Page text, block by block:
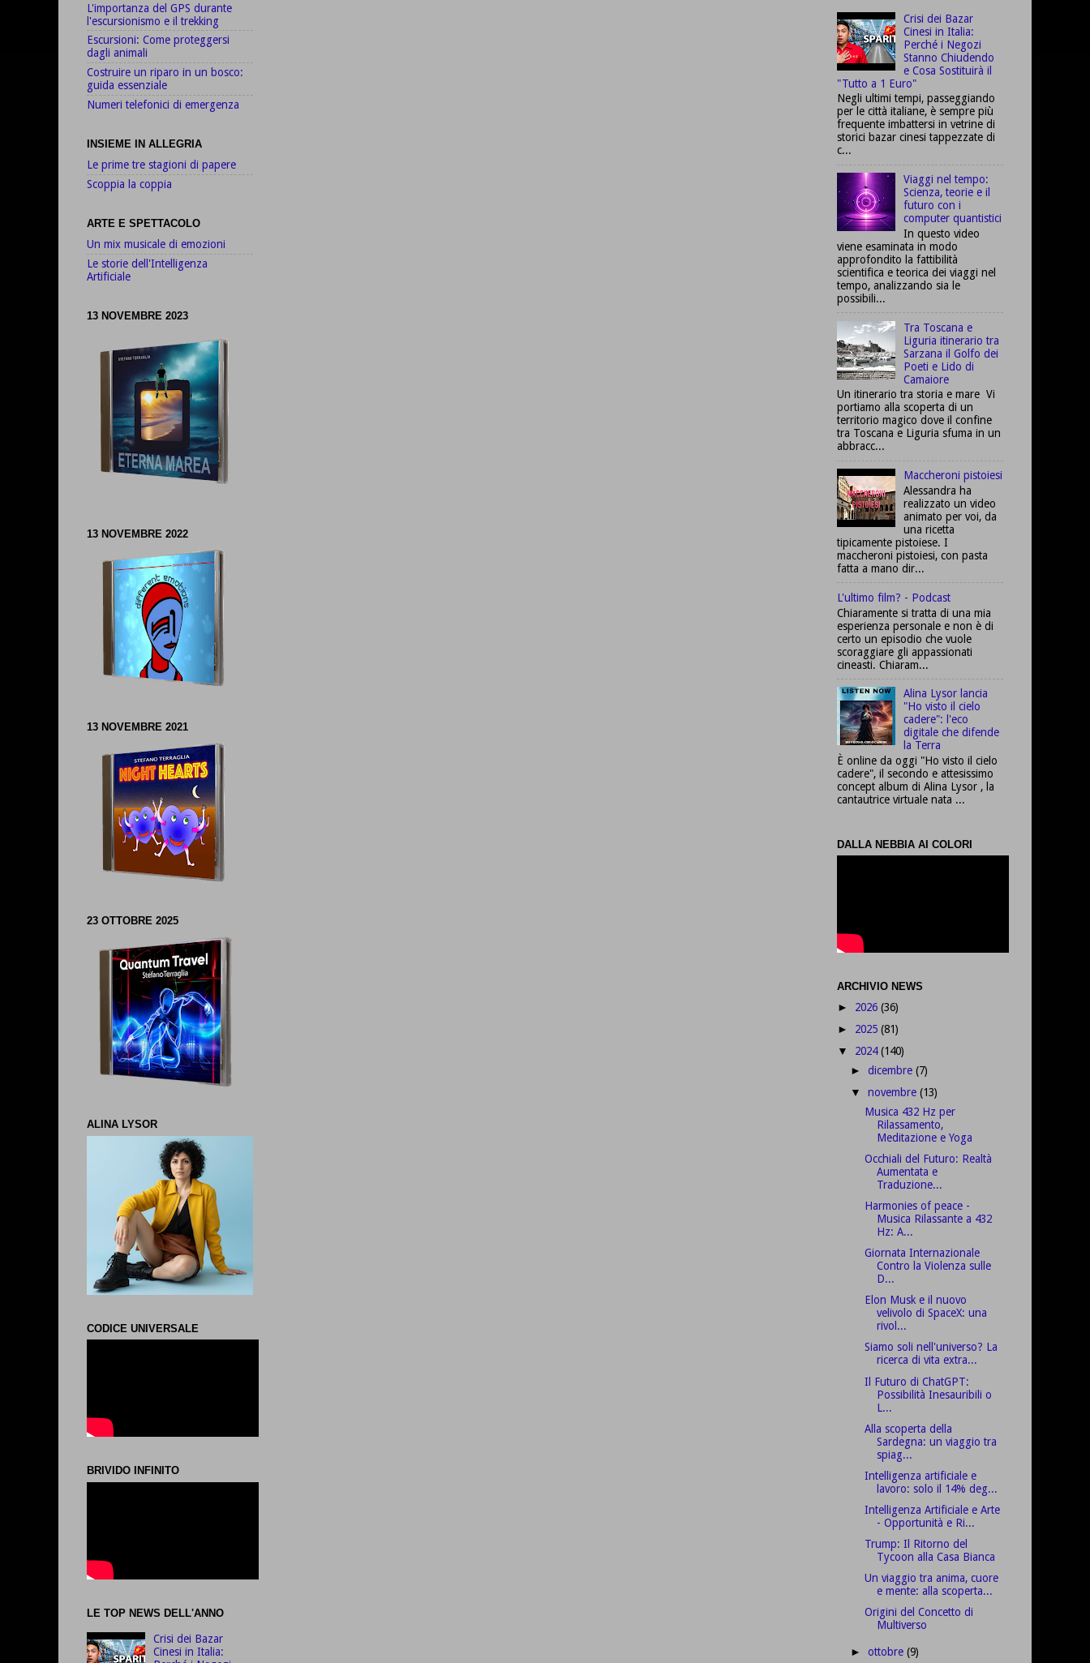
L'importanza del GPS durante
l'escursionismo e il trekking
Escursioni: Come proteggersi
dagli animali
Costruire un riparo in un bosco:
guida essenziale
Numeri telefonici di emergenza
INSIEME IN ALLEGRIA
Le prime tre stagioni di papere
Scoppia la coppia
ARTE E SPETTACOLO
Un mix musicale di emozioni
Le storie dell'Intelligenza
Artificiale
13 NOVEMBRE 2023
13 NOVEMBRE 2022
13 NOVEMBRE 2021
23 OTTOBRE 2025
ALINA LYSOR
CODICE UNIVERSALE
BRIVIDO INFINITO
LE TOP NEWS DELL'ANNO
Crisi dei Bazar
Cinesi in Italia:
Crisi dei Bazar
Cinesi in Italia:
Perché i Negozi
Stanno Chiudendo
e Cosa Sostituirà il
"Tutto a 1 Euro"
Negli ultimi tempi, passeggiando
per le città italiane, è sempre più
frequente imbattersi in vetrine di
storici bazar cinesi tappezzate di
c...
Viaggi nel tempo:
Scienza, teorie e il
futuro con i
computer quantistici
In questo video
viene esaminata in modo
approfondito la fattibilità
scientifica e teorica dei viaggi nel
tempo, analizzando sia le
possibili...
Tra Toscana e
Liguria itinerario tra
Sarzana il Golfo dei
Poeti e Lido di
Camaiore
Un itinerario tra storia e mare Vi
portiamo alla scoperta di un
territorio magico dove il confine
tra Toscana e Liguria sfuma in un
abbracc...
Maccheroni pistoiesi
Alessandra ha
realizzato un video
animato per voi, da
una ricetta
tipicamente pistoiese. I
maccheroni pistoiesi, con pasta
fatta a mano dir...
L'ultimo film? - Podcast
Chiaramente si tratta di una mia
esperienza personale e non è di
certo un episodio che vuole
scoraggiare gli appassionati
cineasti. Chiaram...
Alina Lysor lancia
"Ho visto il cielo
cadere": l'eco
digitale che difende
la Terra
È online da oggi "Ho visto il cielo
cadere", il secondo e attesissimo
concept album di Alina Lysor , la
cantautrice virtuale nata ...
DALLA NEBBIA AI COLORI
ARCHIVIO NEWS
► 2026 (36)
► 2025 (81)
▼ 2024(140)
►dicembre(7)
▼novembre(13)
Musica 432 Hz per
Rilassamento,
Meditazione e Yoga
Occhiali del Futuro: Realtà
Aumentata e
Traduzione...
Harmonies of peace -
Musica Rilassante a 432
Hz: A...
Giornata Internazionale
Contro la Violenza sulle
D...
Elon Musk e il nuovo
velivolo di SpaceX: una
rivol...
Siamo soli nell'universo? La
ricerca di vita extra...
Il Futuro di ChatGPT:
Possibilità Inesauribili o
L...
Alla scoperta della
Sardegna: un viaggio tra
spiag...
Intelligenza artificiale e
lavoro: solo il 14% deg...
Intelligenza Artificiale e Arte
- Opportunità e Ri...
Trump: Il Ritorno del
Tycoon alla Casa Bianca
Un viaggio tra anima, cuore
e mente: alla scoperta...
Origini del Concetto di
Multiverso
►ottobre(9)